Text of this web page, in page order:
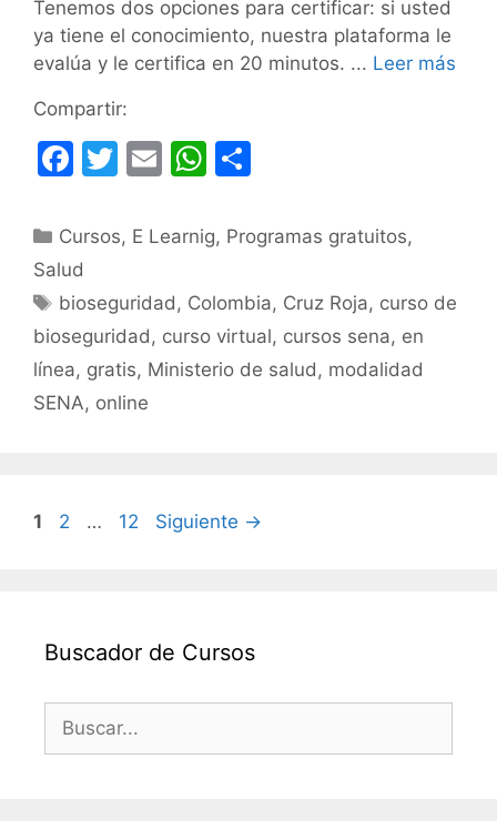
Tenemos dos opciones para certificar: si usted
ya tiene el conocimiento, nuestra plataforma le
evalúa y le certifica en 20 minutos. ... Leer más
Compartir:
F
c
e
b
o
o
k
T
itt
E
ai
W
at
A
p
p
m
ar
tir
Categorías
Cursos, E Learnig, Programas gratuitos,
Salud
Etiquetas
bioseguridad, Colombia, Cruz Roja, curso de
bioseguridad, curso virtual, cursos sena, en
línea, gratis, Ministerio de salud, modalidad
SENA, online
Página
1 Página
2 … Página
12 Siguiente →
Buscador de Cursos
Buscar: